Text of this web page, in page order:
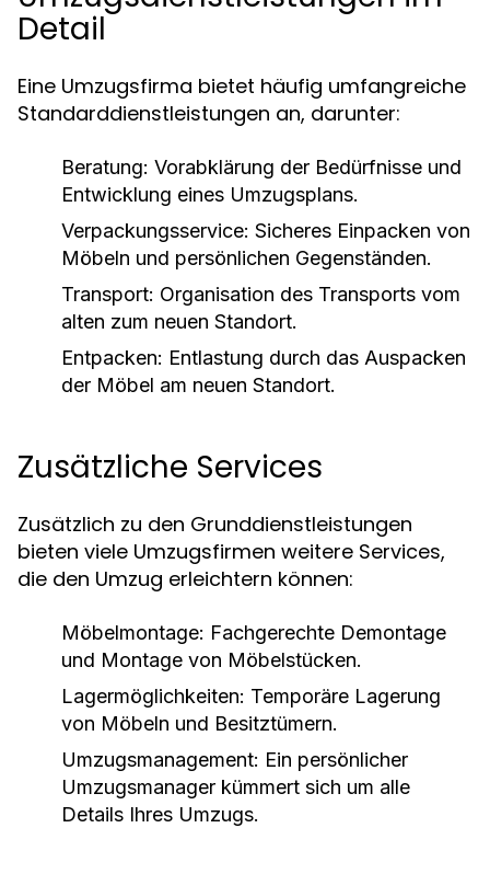
Detail
Eine Umzugsfirma bietet häufig umfangreiche
Standarddienstleistungen an, darunter:
Beratung: Vorabklärung der Bedürfnisse und
Entwicklung eines Umzugsplans.
Verpackungsservice: Sicheres Einpacken von
Möbeln und persönlichen Gegenständen.
Transport: Organisation des Transports vom
alten zum neuen Standort.
Entpacken: Entlastung durch das Auspacken
der Möbel am neuen Standort.
Zusätzliche Services
Zusätzlich zu den Grunddienstleistungen
bieten viele Umzugsfirmen weitere Services,
die den Umzug erleichtern können:
Möbelmontage: Fachgerechte Demontage
und Montage von Möbelstücken.
Lagermöglichkeiten: Temporäre Lagerung
von Möbeln und Besitztümern.
Umzugsmanagement: Ein persönlicher
Umzugsmanager kümmert sich um alle
Details Ihres Umzugs.